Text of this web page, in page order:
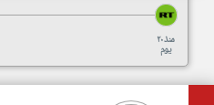
منذ ٢٠
يوم